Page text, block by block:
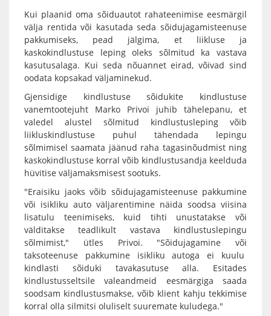
Kui plaanid oma sõiduautot rahateenimise eesmärgil
välja rentida või kasutada seda sõidujagamisteenuse
pakkumiseks, pead jälgima, et liikluse ja
kaskokindlustuse leping oleks sõlmitud ka vastava
kasutusalaga. Kui seda nõuannet eirad, võivad sind
oodata kopsakad väljaminekud.
Gjensidige kindlustuse sõidukite kindlustuse
vanemtootejuht Marko Privoi juhib tähelepanu, et
valedel alustel sõlmitud kindlustusleping võib
liikluskindlustuse puhul tähendada lepingu
sõlmimisel saamata jäänud raha tagasinõudmist ning
kaskokindlustuse korral võib kindlustusandja keelduda
hüvitise väljamaksmisest sootuks.
"Eraisiku jaoks võib sõidujagamisteenuse pakkumine
või isikliku auto väljarentimine näida soodsa viisina
lisatulu teenimiseks, kuid tihti unustatakse või
välditakse teadlikult vastava kindlustuslepingu
sõlmimist," ütles Privoi. "Sõidujagamine või
taksoteenuse pakkumine isikliku autoga ei kuulu
kindlasti sõiduki tavakasutuse alla. Esitades
kindlustusseltsile valeandmeid eesmärgiga saada
soodsam kindlustusmakse, võib klient kahju tekkimise
korral olla silmitsi oluliselt suuremate kuludega."